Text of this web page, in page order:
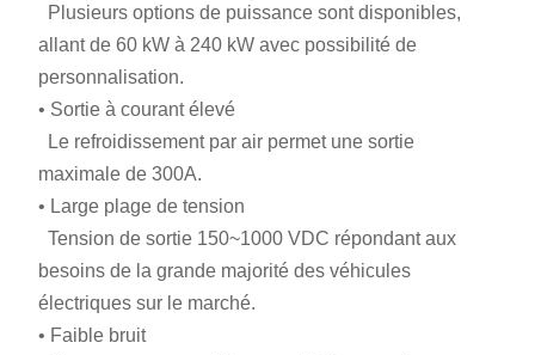
Plusieurs options de puissance sont disponibles,
allant de 60 kW à 240 kW avec possibilité de
personnalisation.
• Sortie à courant élevé
Le refroidissement par air permet une sortie
maximale de 300A.
• Large plage de tension
Tension de sortie 150~1000 VDC répondant aux
besoins de la grande majorité des véhicules
électriques sur le marché.
• Faible bruit